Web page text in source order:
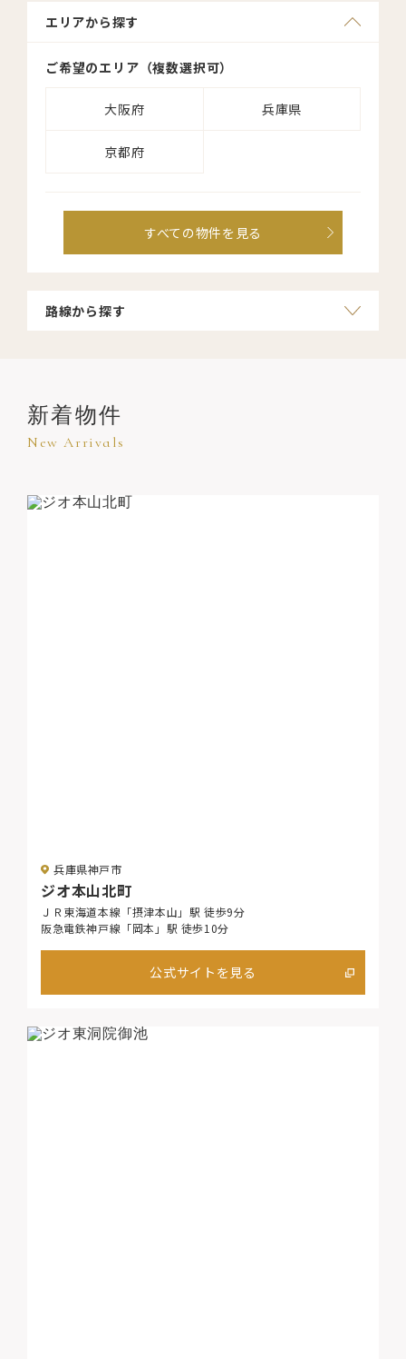
エリアから探す
ご希望のエリア（複数選択可）
大阪府 兵庫県
京都府
すべての物件を見る
路線から探す
エリアから探す
ご希望のエリア（複数選択可）
東京都
新着物件
New Arrivals
兵庫県神戸市
ジオ本山北町
ＪＲ東海道本線「摂津本山」駅 徒歩9分
阪急電鉄神戸線「岡本」駅 徒歩10分
公式サイトを見る